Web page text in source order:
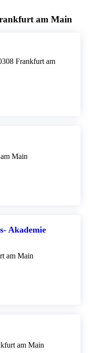
am Main
Frankfurt am
Main
Akademie
am Main
am Main